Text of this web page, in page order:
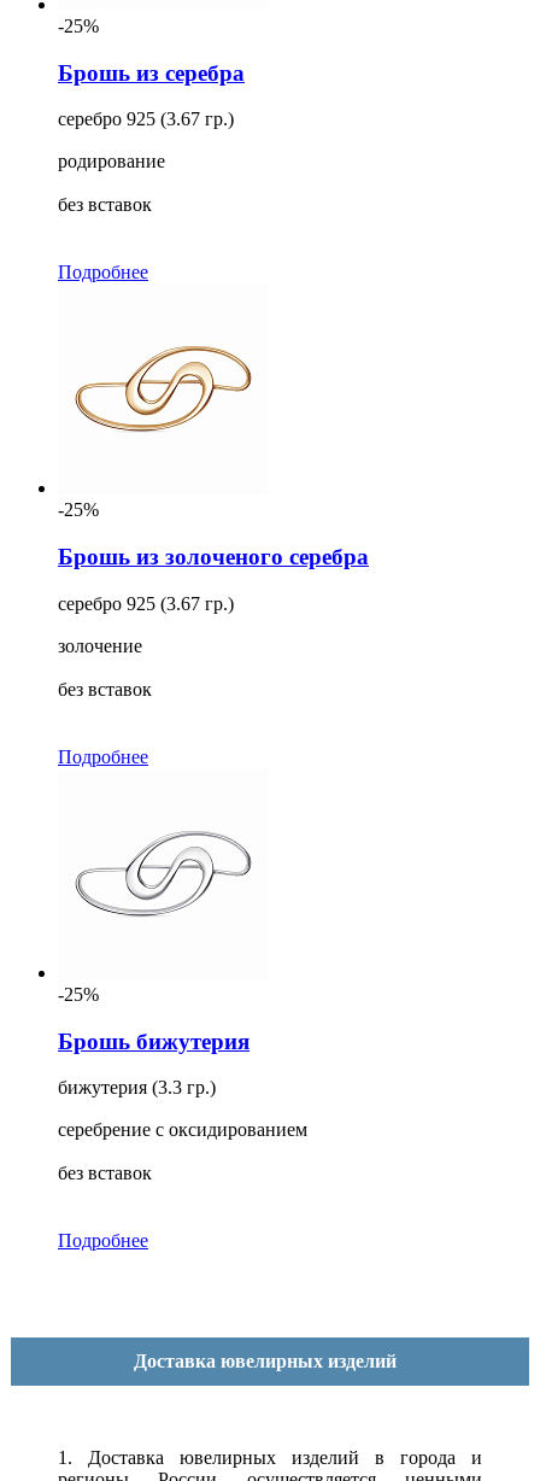
-25%
Брошь из серебра
серебро 925 (3.67 гр.)
родирование
без вставок
Подробнее
-25%
Брошь из золоченого серебра
серебро 925 (3.67 гр.)
золочение
без вставок
Подробнее
-25%
Брошь бижутерия
бижутерия (3.3 гр.)
серебрение с оксидированием
без вставок
Подробнее
Доставка ювелирных изделий
1. Доставка ювелирных изделий в города и